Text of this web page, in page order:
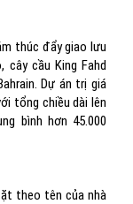
thúc đẩy giao lưu
cầu King Fahd
Dự án trị giá
tổng chiều dài lên
bình hơn 45.000
theo tên của nhà